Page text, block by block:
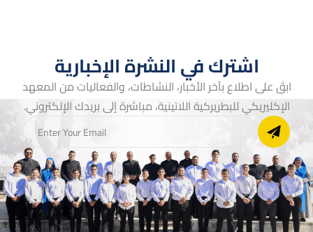
اشترك في النشرة الإخبارية
ابقَ على اطلاع بآخر الأخبار، النشاطات، والفعاليات من المعهد
الإكليريكي للبطريركية اللاتينية، مباشرة إلى بريدك الإلكتروني.